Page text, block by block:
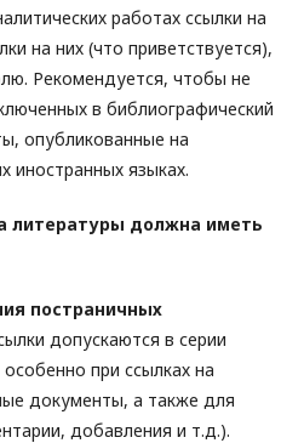
работах ссылки на
на них (что приветствуется),
Рекомендуется, чтобы не
в библиографический
опубликованные на
иностранных языках.
литературы должна иметь
постраничных
допускаются в серии
при ссылках на
документы, а также для
добавления и т.д.).